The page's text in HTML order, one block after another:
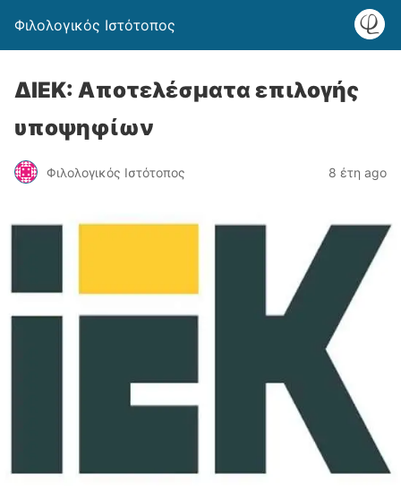
Φιλολογικός Ιστότοπος
ΔΙΕΚ: Αποτελέσματα επιλογής
υποψηφίων
Φιλολογικός Ιστότοπος 8 έτη ago